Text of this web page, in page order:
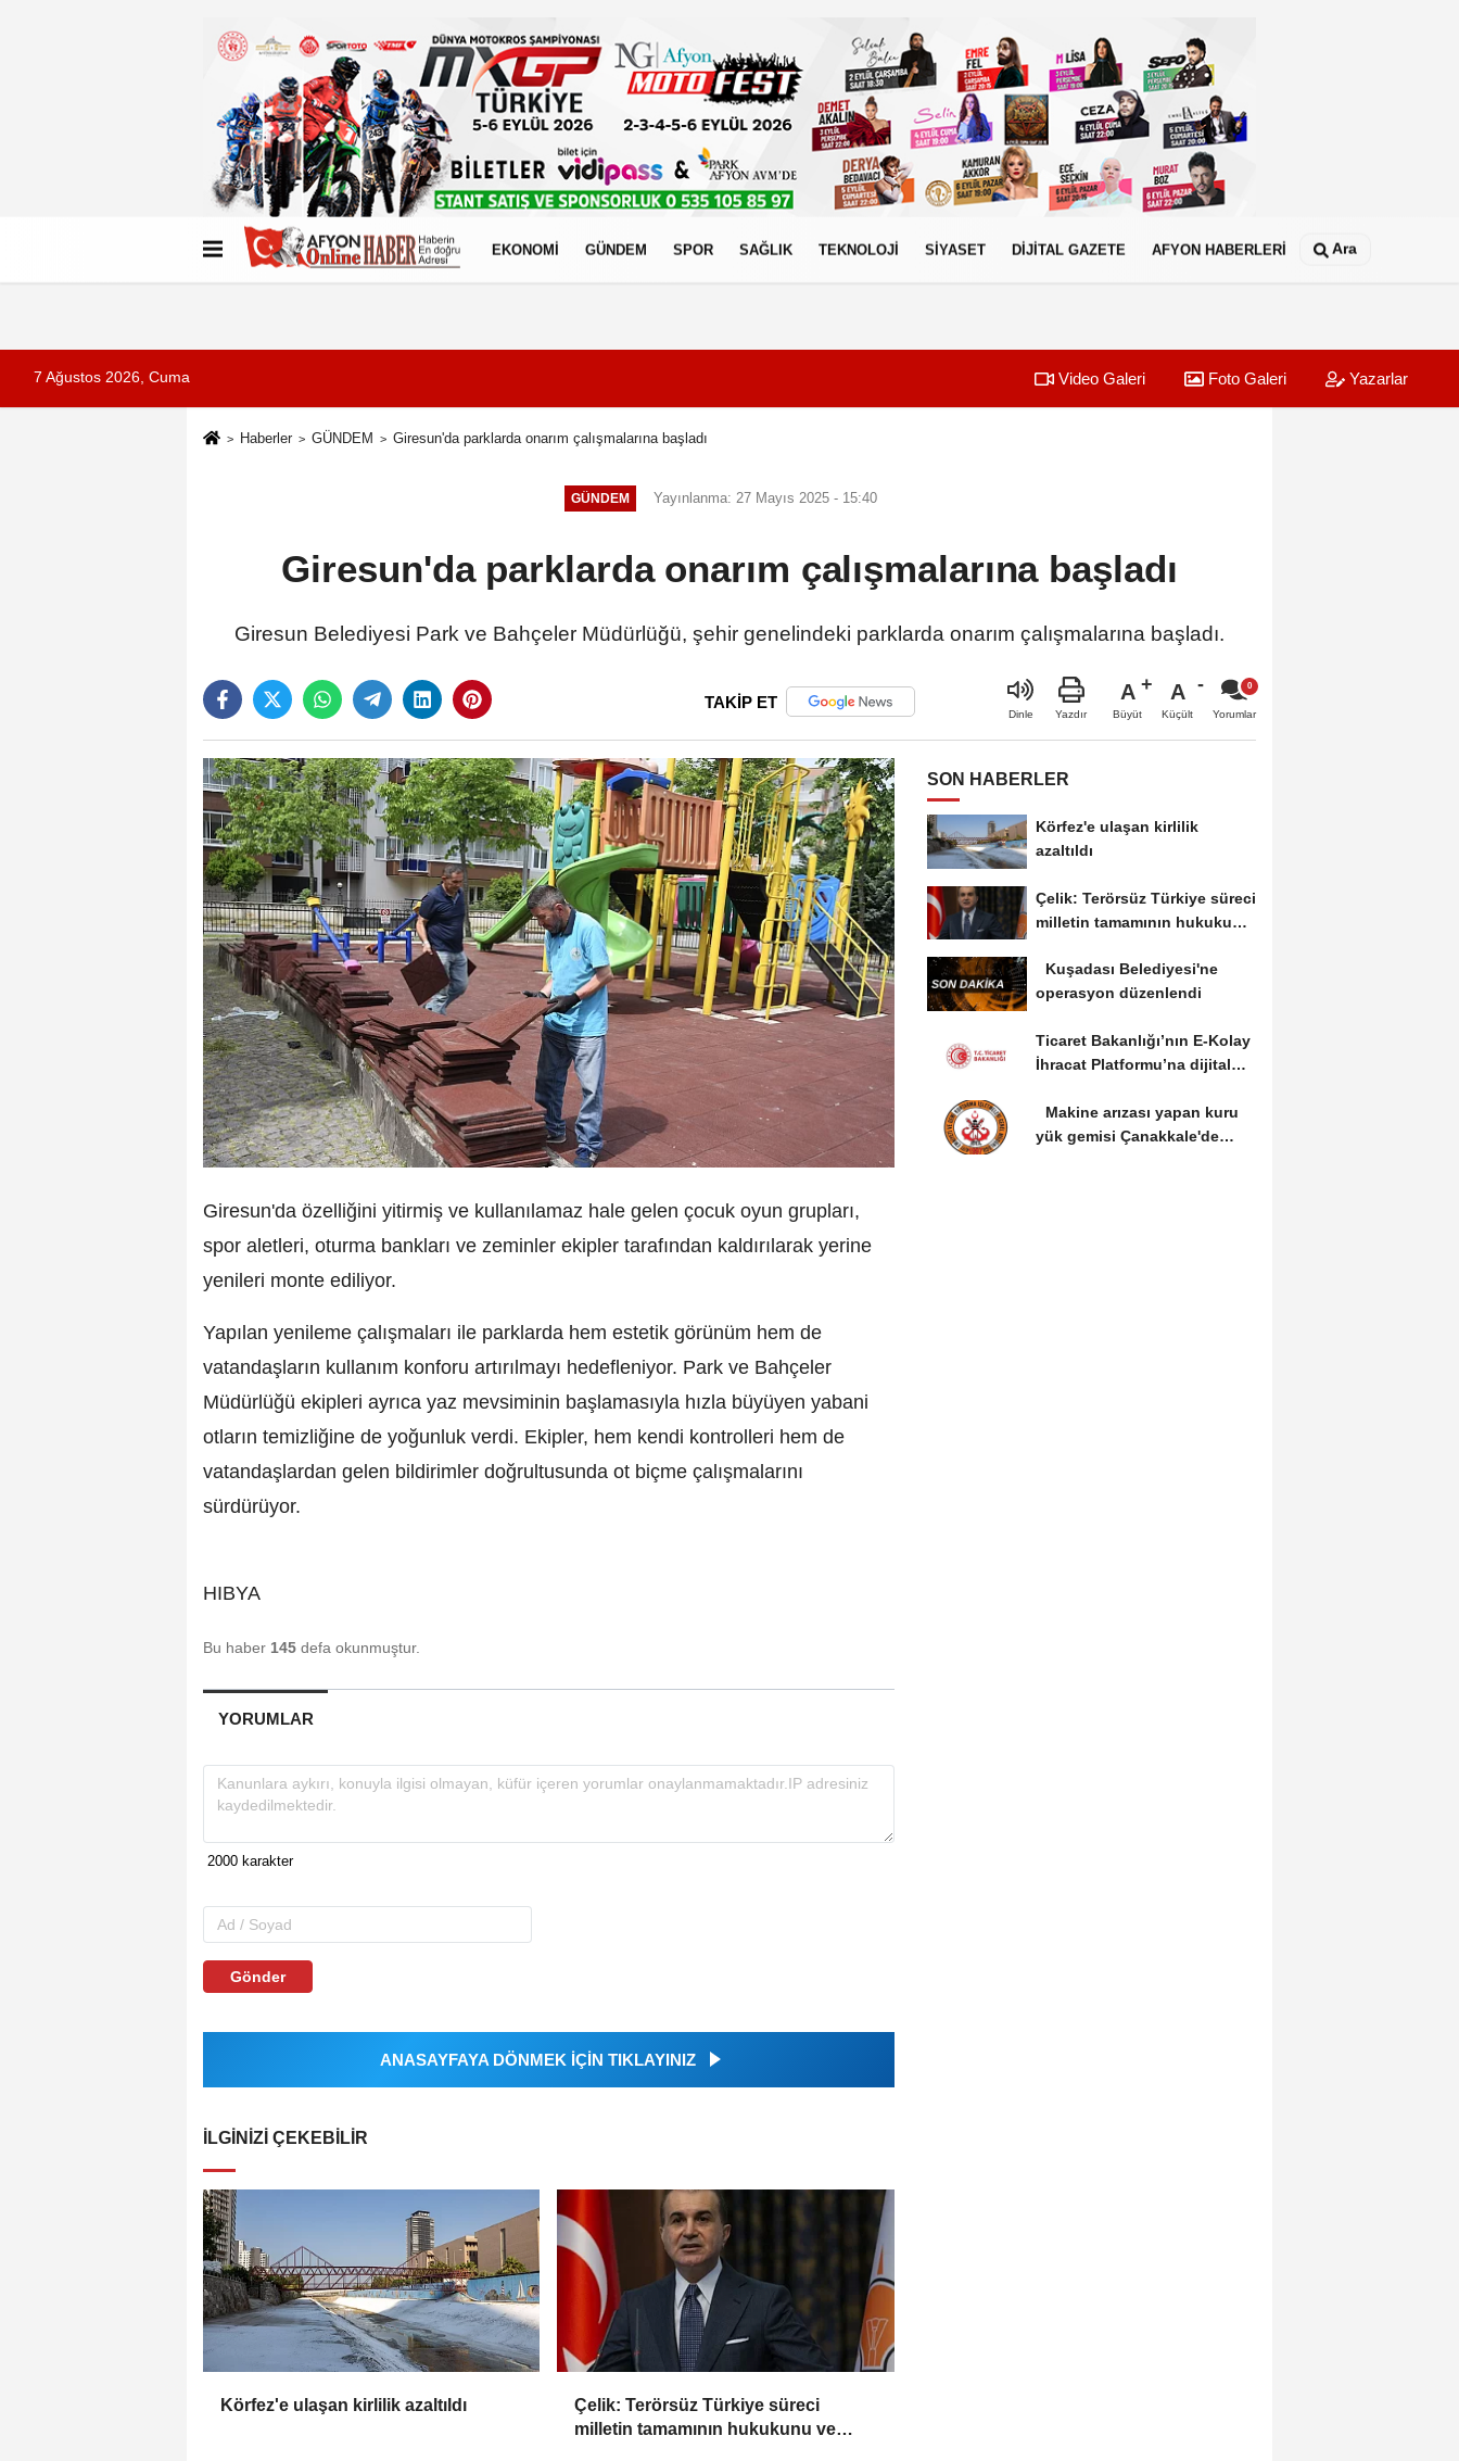
Künye İletişim Çerez Politikası
EKONOMİ GÜNDEM SPOR SAĞLIK TEKNOLOJİ SİYASET DİJİTAL GAZETE AFYON HABERLERİ Ara
7 Ağustos 2026, Cuma Video Galeri Foto Galeri Yazarlar
Haberler GÜNDEM Giresun'da parklarda onarım çalışmalarına başladı
GÜNDEM Yayınlanma: 27 Mayıs 2025 - 15:40
Giresun'da parklarda onarım çalışmalarına başladı
Giresun Belediyesi Park ve Bahçeler Müdürlüğü, şehir genelindeki parklarda onarım çalışmalarına başladı.
TAKİP ET
Dinle Yazdır
A
Büyüt
A
Küçült Yorumlar
Giresun'da özelliğini yitirmiş ve kullanılamaz hale gelen çocuk oyun grupları,
spor aletleri, oturma bankları ve zeminler ekipler tarafından kaldırılarak yerine
yenileri monte ediliyor.
Yapılan yenileme çalışmaları ile parklarda hem estetik görünüm hem de
vatandaşların kullanım konforu artırılmayı hedefleniyor. Park ve Bahçeler
Müdürlüğü ekipleri ayrıca yaz mevsiminin başlamasıyla hızla büyüyen yabani
otların temizliğine de yoğunluk verdi. Ekipler, hem kendi kontrolleri hem de
vatandaşlardan gelen bildirimler doğrultusunda ot biçme çalışmalarını
sürdürüyor.
HIBYA
Bu haber 145 defa okunmuştur.
YORUMLAR
Gönder
ANASAYFAYA DÖNMEK İÇİN TIKLAYINIZ
İLGINIZI ÇEKEBILIR
Körfez'e ulaşan kirlilik azaltıldı
Çelik: Terörsüz Türkiye süreci
milletin tamamının hukukunu ve
SON HABERLER
Körfez'e ulaşan kirlilik
azaltıldı
Çelik: Terörsüz Türkiye süreci
milletin tamamının hukukunu
Kuşadası Belediyesi'ne
operasyon düzenlendi
Ticaret Bakanlığı’nın E-Kolay
İhracat Platformu’na dijital
Makine arızası yapan kuru
yük gemisi Çanakkale'de